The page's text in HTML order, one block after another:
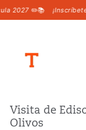
✏️📚 ¡Inscríbete
Visita de
Olivos